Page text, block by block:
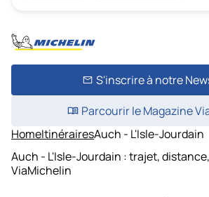
S'inscrire à notre
Parcourir le Magazine
HomeItinérairesAuch - L'Isle-Jourdain
Auch - L'Isle-Jourdain : trajet,
ViaMichelin